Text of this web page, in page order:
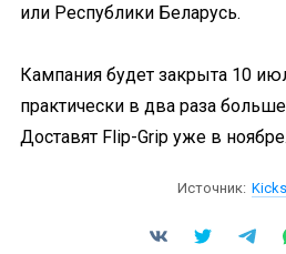
или Республики Беларусь.
Кампания будет закрыта 10
практически в два раза
Доставят Flip-Grip уже в ноябре.
Источник: